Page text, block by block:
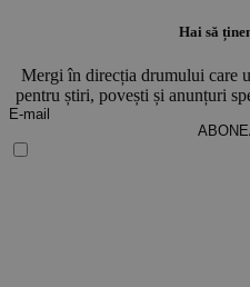
Hai să
Mergi în direcția drumului care
pentru știri, povești și anunțuri